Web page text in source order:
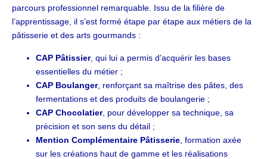
parcours professionnel remarquable. Issu de la filière de
l’apprentissage, il s’est formé étape par étape aux métiers de la
pâtisserie et des arts gourmands :
CAP Pâtissier, qui lui a permis d’acquérir les bases
essentielles du métier ;
CAP Boulanger, renforçant sa maîtrise des pâtes, des
fermentations et des produits de boulangerie ;
CAP Chocolatier, pour développer sa technique, sa
précision et son sens du détail ;
Mention Complémentaire Pâtisserie , formation axée
sur les créations haut de gamme et les réalisations